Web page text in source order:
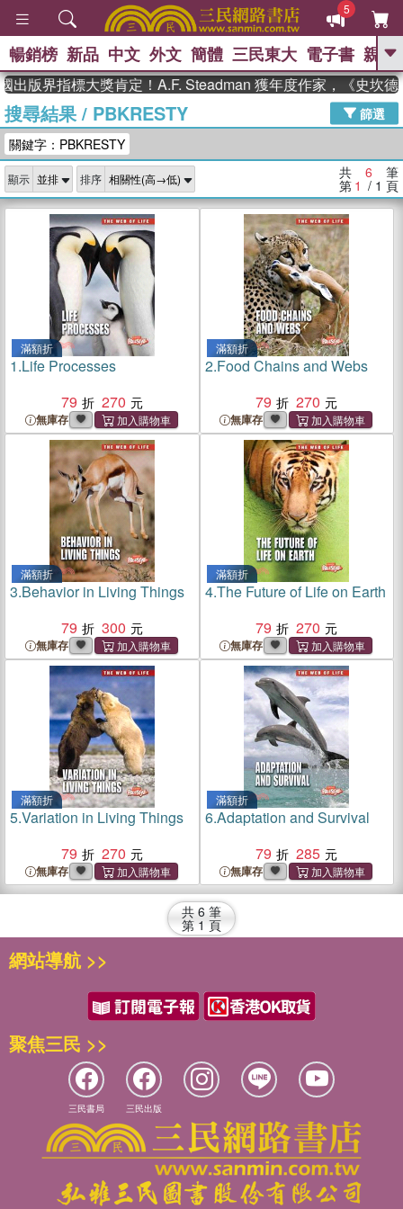
5
GO
熱搜： 高希均教授回憶錄
、 The Odyssey 、 父親節 、 花開錦
李登輝時代 、 數學女孩：黎曼猜想
、
如果歷史是一
群喵 、 臺灣漫遊錄
暢銷榜 新品 中文 外文 簡體 三民東大 電子書 親子
版界指標大獎肯定！A.F. Steadman 獲年度作家，《史坎德
搜尋結果/ PBKRESTY
篩選
關鍵字：PBKRESTY
顯示 排序 共 6 筆
第 1 / 1 頁
滿額折
1.Life Processes
79
270
無庫存
滿額折
2.Food Chains and Webs
79
270
無庫存
滿額折
3.Behavior in Living Things
79
300
無庫存
滿額折
4.The Future of Life on Earth
79
270
無庫存
滿額折
5.Variation in Living Things
79
270
無庫存
滿額折
6.Adaptation and Survival
79
285
無庫存
共 6 筆
第 1 頁
網站導航 >>
聚焦三民 >>
三民書局 三民出版